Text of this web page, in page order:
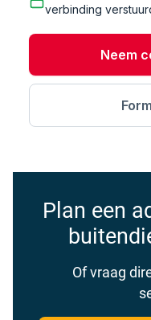
verbinding
Plan een
Of vraag